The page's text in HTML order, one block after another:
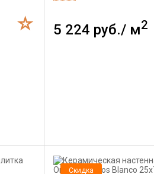
5 224 руб./ м2
Скидка